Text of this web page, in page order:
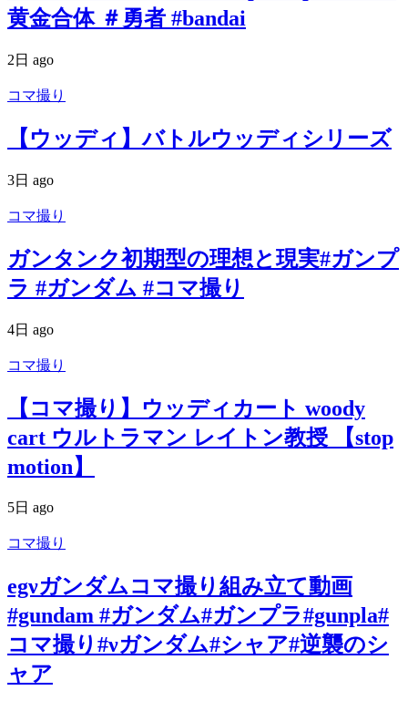
黄金合体 ＃勇者 #bandai
2日 ago
コマ撮り
【ウッディ】バトルウッディシリーズ
3日 ago
コマ撮り
ガンタンク初期型の理想と現実#ガンプ
ラ #ガンダム #コマ撮り
4日 ago
コマ撮り
【コマ撮り】ウッディカート woody
cart ウルトラマン レイトン教授 【stop
motion】
5日 ago
コマ撮り
egνガンダムコマ撮り組み立て動画
#gundam #ガンダム#ガンプラ#gunpla#
コマ撮り#νガンダム#シャア#逆襲のシ
ャア